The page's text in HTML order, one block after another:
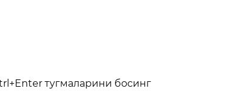
тугмаларини босинг